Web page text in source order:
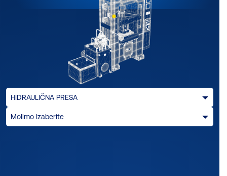
HIDRAULIČNA PRESA
Molimo Izaberite